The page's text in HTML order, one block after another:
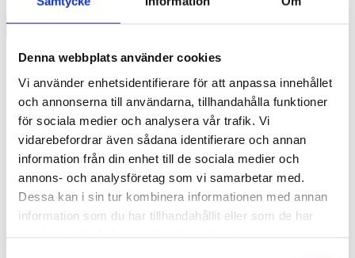
Denna webbplats använder cookies
Vi använder enhetsidentifierare för att anpassa innehållet
och annonserna till användarna, tillhandahålla funktioner
för sociala medier och analysera vår trafik. Vi
vidarebefordrar även sådana identifierare och annan
information från din enhet till de sociala medier och
annons- och analysföretag som vi samarbetar med.
Dessa kan i sin tur kombinera informationen med annan
information som du har tillhandahållit eller som de har
English